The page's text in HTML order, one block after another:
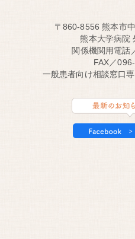
〒860-8556 熊本市
熊本大学病院
関係機関用電話
FAX／
一般患者向け相談窓口